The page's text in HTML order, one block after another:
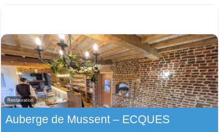
Restauration
Auberge de Mussent – ECQUES